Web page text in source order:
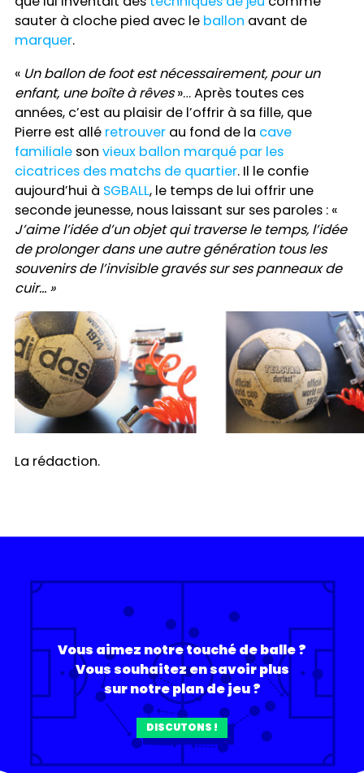
sauter à cloche pied avec le ballon avant de
marquer.
« Un ballon de foot est nécessairement, pour un
enfant, une boîte à rêves»… Après toutes ces
années, c’est au plaisir de l’offrir à sa fille, que
Pierre est allé retrouverau fond de la cave
familialeson vieux ballon marqué par les
cicatrices des matchs de quartier. Il le confie
aujourd’hui à SGBALL, le temps de lui offrir une
seconde jeunesse, nous laissant sur ses paroles : «
J’aime l’idée d’un objet qui traverse le temps, l’idée
de prolonger dans une autre génération tous les
souvenirs de l’invisible gravés sur ses panneaux de
cuir… »
La rédaction.
Vous aimez notre touché de balle ?
Vous souhaitez en savoir plus
sur notre plan de jeu ?
DISCUTONS !